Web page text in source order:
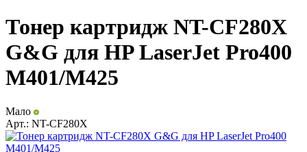
Тонер картридж NT-CF280X
G&G для HP LaserJet Pro400
M401/M425
Мало
Арт.: NT-CF280X